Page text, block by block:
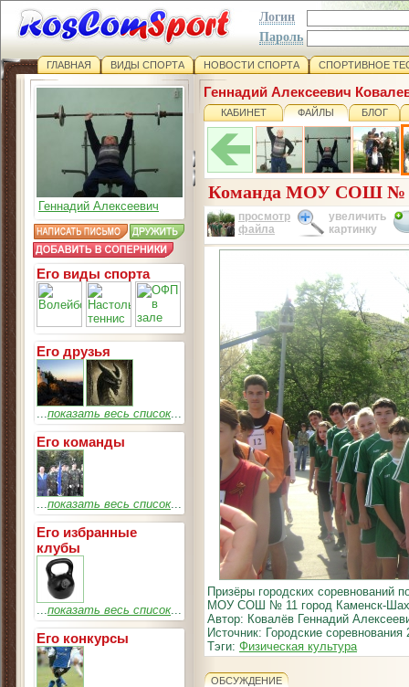
Логин
Пароль
ГЛАВНАЯ ВИДЫ СПОРТА НОВОСТИ СПОРТА СПОРТИВНОЕ
Геннадий Алексеевич
Его виды спорта
Его друзья
...показать весь список...
Его команды
...показать весь список...
Его избранные
клубы
...показать весь список...
Его конкурсы
Геннадий Алексеевич
КАБИНЕТ ФАЙЛЫ БЛОГ
Команда МОУ СОШ №
просмотр
файла
увеличить
картинку
Призёры городских соревнований
МОУ СОШ № 11 город Каменск-
Автор: Ковалёв Геннадий
Источник: Городские соревнования
Тэги: Физическая культура
ОБСУЖДЕНИЕ